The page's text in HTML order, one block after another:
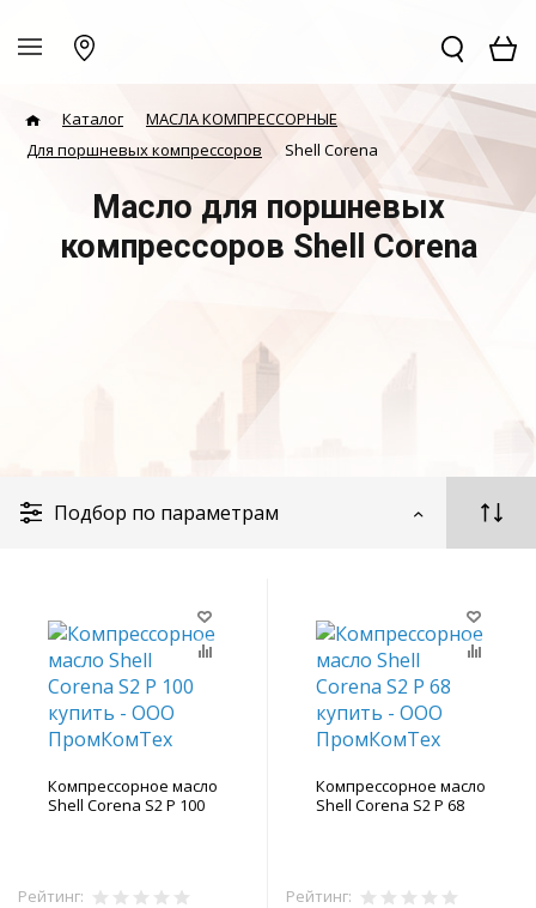
Каталог
МАСЛА КОМПРЕССОРНЫЕ
Для поршневых компрессоров
Shell Corena
Масло для поршневых
компрессоров Shell Corena
Подбор по параметрам
Компрессорное масло
Shell Corena S2 P 100
Рейтинг:
Компрессорное масло
Shell Corena S2 P 68
Рейтинг: